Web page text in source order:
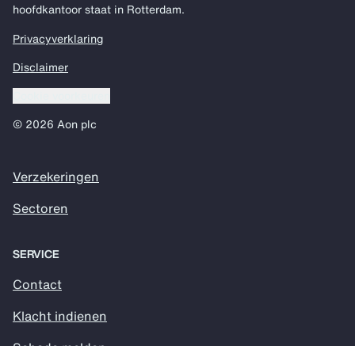
hoofdkantoor staat in Rotterdam.
Privacyverklaring
Disclaimer
© 2026 Aon plc
Verzekeringen
Sectoren
SERVICE
Contact
Klacht indienen